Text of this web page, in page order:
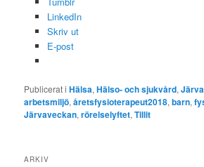
LinkedIn
Skriv ut
E-post
Publicerat i Hälsa,Hälso- och sjukvård,
arbetsmiljö,åretsfysioterapeut2018,barn,
Järvaveckan,rörelselyftet,Tillit
ARKIV